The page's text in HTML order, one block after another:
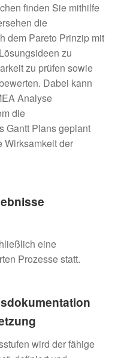
finden Sie mithilfe
die
dem Pareto Prinzip mit
zu
zu prüfen sowie
Dabei kann
Analyse
die
Gantt Plans geplant
Wirksamkeit der
eine
Prozesse statt.
wird der fähige